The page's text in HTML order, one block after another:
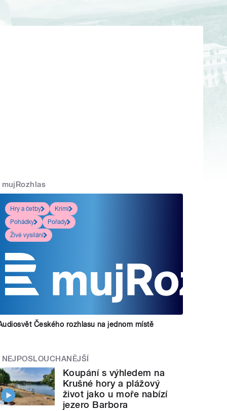
mujRozhlas
Hry a četby
Krimi
Pohádky
Pořady
Živé vysílání
Českého rozhlasu na jednom místě
NEJPOSLOUCHANĚJŠÍ
Koupání s výhledem na
Krušné hory a plážový
život jako u moře nabízí
jezero Barbora